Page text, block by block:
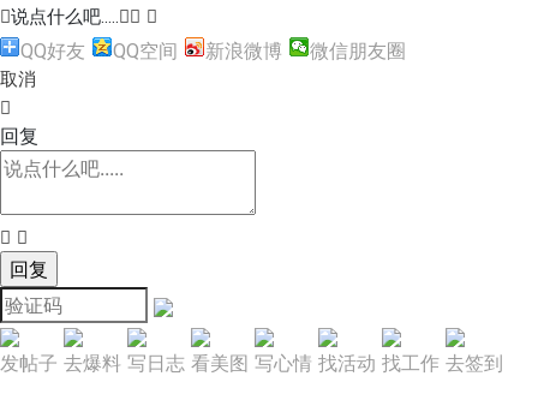
说点什么吧..... 
QQ好友 QQ空间 新浪微博 微信朋友圈
取消

回复
 
发帖子 去爆料 写日志 看美图 写心情 找活动 找工作 去签到